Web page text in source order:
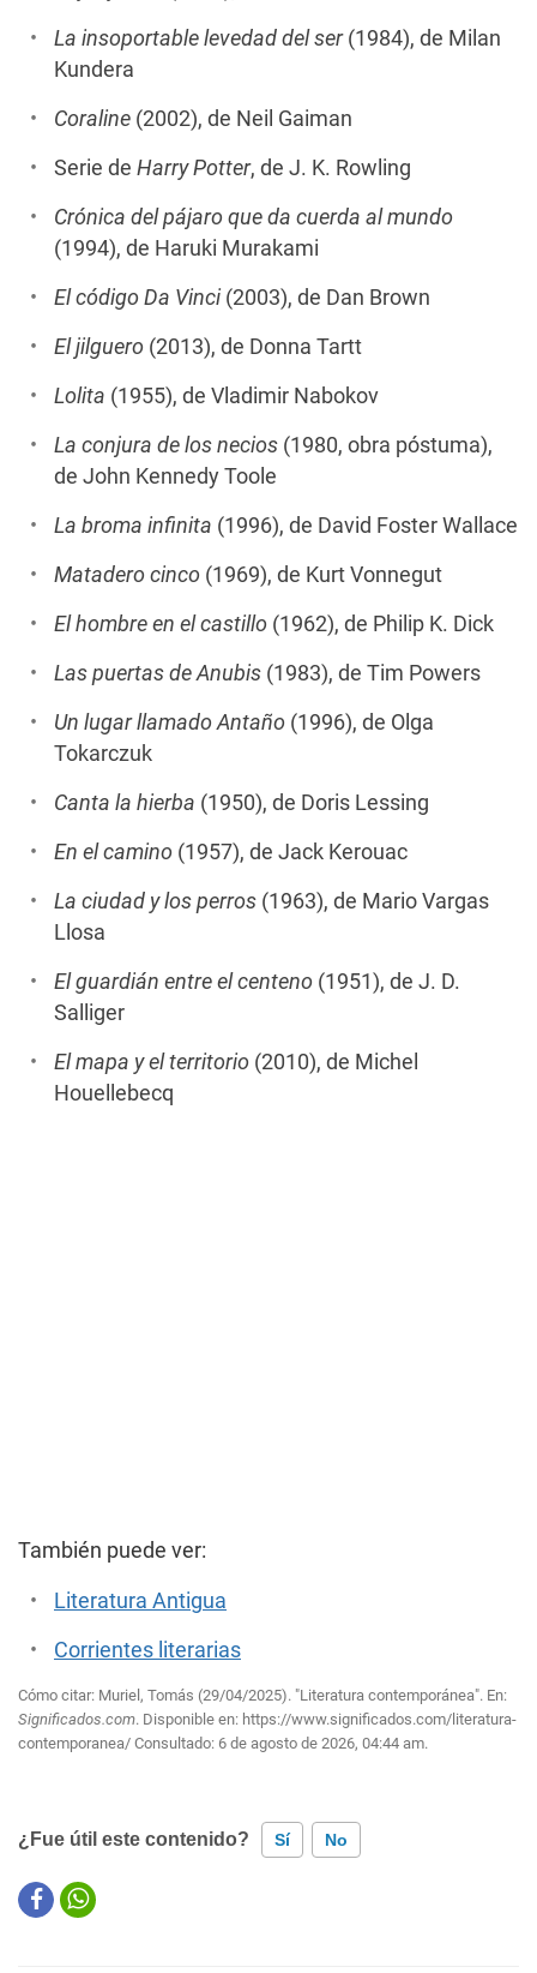
La insoportable levedad del ser(1984), de Milan
Kundera
Coraline (2002), de Neil Gaiman
Serie de Harry Potter, de J. K. Rowling
Crónica del pájaro que da cuerda al mundo
(1994), de Haruki Murakami
El código Da Vinci (2003), de Dan Brown
El jilguero (2013), de Donna Tartt
Lolita (1955), de Vladimir Nabokov
La conjura de los necios (1980, obra póstuma),
de John Kennedy Toole
La broma infinita (1996), de David Foster Wallace
Matadero cinco (1969), de Kurt Vonnegut
El hombre en el castillo (1962), de Philip K. Dick
Las puertas de Anubis (1983), de Tim Powers
Un lugar llamado Antaño (1996), de Olga
Tokarczuk
Canta la hierba (1950), de Doris Lessing
En el camino (1957), de Jack Kerouac
La ciudad y los perros (1963), de Mario Vargas
Llosa
El guardián entre el centeno (1951), de J. D.
Salliger
El mapa y el territorio (2010), de Michel
Houellebecq
También puede ver:
Literatura Antigua
Corrientes literarias
Cómo citar: Muriel, Tomás (29/04/2025). "Literatura contemporánea". En:
Significados.com. Disponible en: https://www.significados.com/literatura-
contemporanea/ Consultado: 6 de agosto de 2026, 04:44 am.
¿Fue útil este contenido? Sí No
Este contenido contiene información incorrecta